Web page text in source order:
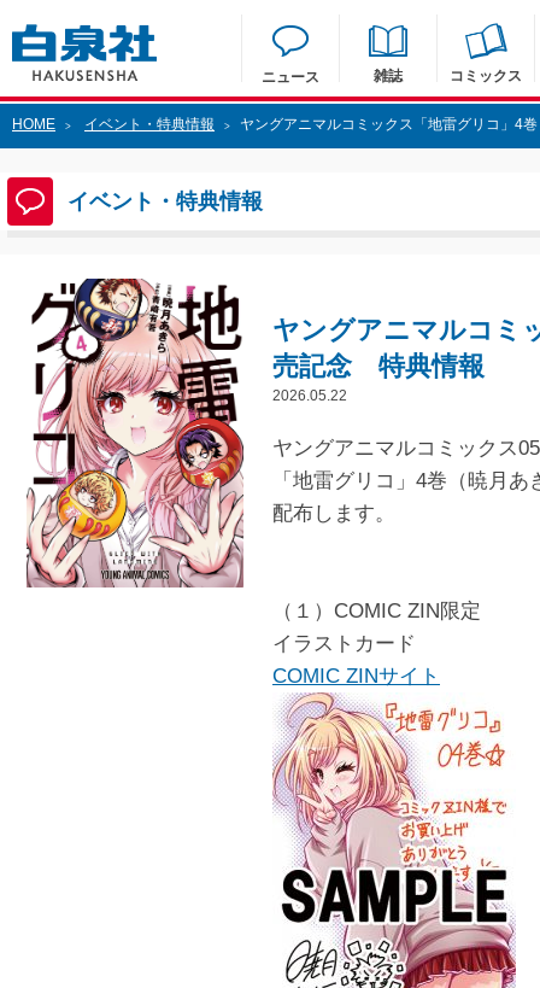
ニュース 雑誌 コミックス
HOME > イベント・特典情報 > ヤングアニマルコミックス「地雷グリコ」
イベント・特典情報
ヤングアニマルコミ
売記念 特典情報
2026.05.22
ヤングアニマルコミックス
「地雷グリコ」4巻（暁月
配布します。
（１）COMIC ZIN限定
イラストカード
COMIC ZINサイト